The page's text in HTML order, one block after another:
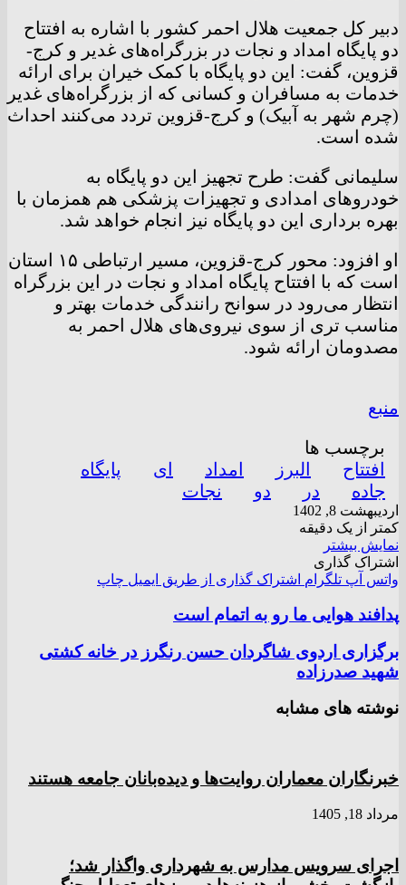
دبیر کل جمعیت هلال احمر کشور با اشاره به افتتاح
دو پایگاه امداد و نجات در بزرگراه‌های غدیر و کرج-
قزوین، گفت: این دو پایگاه با کمک خیران برای ارائه
خدمات به مسافران و کسانی که از بزرگراه‌های غدیر
(چرم شهر به آبیک) و کرج-قزوین تردد می‌کنند احداث
شده است.
سلیمانی گفت: طرح تجهیز این دو پایگاه به
خودرو‌های امدادی و تجهیزات پزشکی هم همزمان با
بهره برداری این دو پایگاه نیز انجام خواهد شد.
او افزود: محور کرج-قزوین، مسیر ارتباطی ۱۵ استان
است که با افتتاح پایگاه امداد و نجات در این بزرگراه
انتظار می‌رود در سوانح رانندگی خدمات بهتر و
مناسب تری از سوی نیروی‌های هلال احمر به
مصدومان ارائه شود.
منبع
برچسب ها
افتتاح
البرز امداد ای
پایگاه
جاده
در دو نجات
اردیبهشت 8, 1402
کمتر از یک دقیقه
نمایش بیشتر
اشتراک گذاری
واتس آپ تلگرام اشتراک گذاری از طریق ایمیل چاپ
پدافند هوایی ما رو به اتمام است
برگزاری اردوی شاگردان حسن رنگرز در خانه کشتی
شهید صدرزاده
نوشته های مشابه
خبرنگاران معماران روایت‌ها و دیده‌بانان جامعه هستند
مرداد 18, 1405
اجرای سرویس مدارس به شهرداری واگذار شد؛